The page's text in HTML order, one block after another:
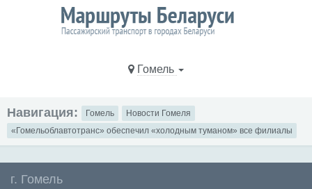
Гомель
Навигация: Гомель
Новости Гомеля
«Гомельоблавтотранс» обеспечил «холодным туманом» все филиалы
г. Гомель